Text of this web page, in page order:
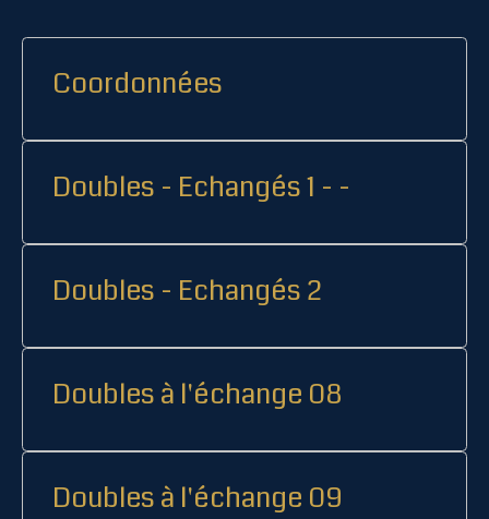
Coordonnées
Doubles - Echangés 1 - -
Doubles - Echangés 2
Doubles à l'échange 08
Doubles à l'échange 09